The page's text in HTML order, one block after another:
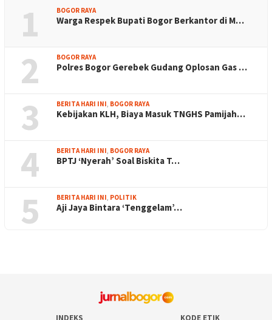
1 BOGOR RAYA
Warga Respek Bupati Bogor Berkantor di M…
2 BOGOR RAYA
Polres Bogor Gerebek Gudang Oplosan Gas …
3 BERITA HARI INI, BOGOR RAYA
Kebijakan KLH, Biaya Masuk TNGHS Pamijah…
4 BERITA HARI INI, BOGOR RAYA
BPTJ ‘Nyerah’ Soal Biskita T…
5 BERITA HARI INI, POLITIK
Aji Jaya Bintara ‘Tenggelam’…